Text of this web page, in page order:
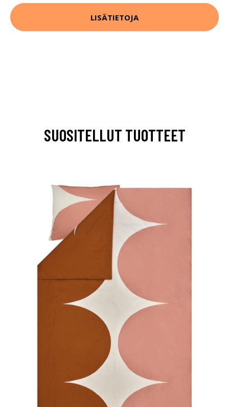
LISÄTIETOJA
SUOSITELLUT TUOTTEET